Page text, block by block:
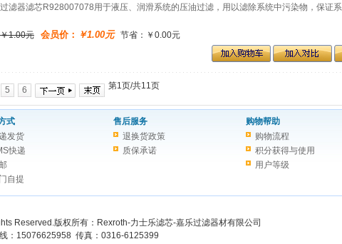
滤器滤芯R928007078用于液压、润滑系统的压油过滤，用以滤除系统中污染物，保证
￥1.00元 会员价： ￥1.00元节省：￥0.00元
第1页/共11页
5 6
式
发货
快递
自提
售后服务
退换货政策
质保承诺
购物帮助
购物流程
积分获得与使用
用户等级
Reserved.版权所有：Rexroth-力士乐滤芯-嘉乐过滤器材有限公司
：15076625958 传真：0316-6125399